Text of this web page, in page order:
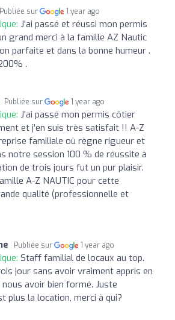
Publiée sur 1 year ago
J'ai passé et réussi mon permis
grand merci à la famille AZ Nautic
parfaite et dans la bonne humeur .
.
Publiée sur 1 year ago
J'ai passé mon permis côtier
et j'en suis très satisfait !! A-Z
familiale où règne rigueur et
notre session 100 % de réussite à
de trois jours fut un pur plaisir.
A-Z NAUTIC pour cette
qualité (professionnelle et
Publiée sur 1 year ago
Staff familial de locaux au top.
jour sans avoir vraiment appris en
avoir bien formé. Juste
plus la location, merci à qui?